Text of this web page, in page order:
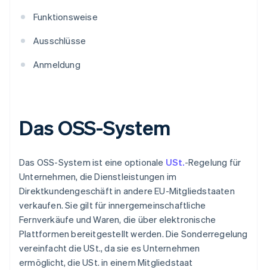
Funktionsweise
Ausschlüsse
Anmeldung
Das OSS-System
Das OSS-System ist eine optionale USt.-Regelung für
Unternehmen, die Dienstleistungen im
Direktkundengeschäft in andere EU-Mitgliedstaaten
verkaufen. Sie gilt für innergemeinschaftliche
Fernverkäufe und Waren, die über elektronische
Plattformen bereitgestellt werden. Die Sonderregelung
vereinfacht die USt., da sie es Unternehmen
ermöglicht, die USt. in einem Mitgliedstaat